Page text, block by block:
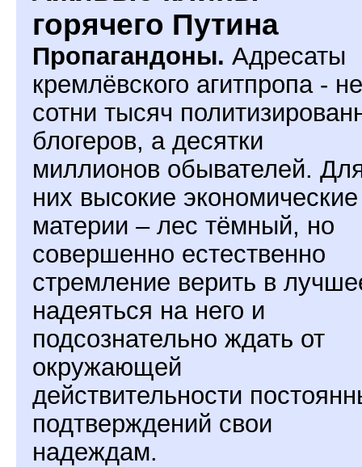
горячего Путина
Пропагандоны. Адресаты
кремлёвского агитпропа - не
сотни тысяч
блогеров, а десятки
миллионов обывателей.
них высокие экономические
материи – лес тёмный, но
совершенно естественно
стремление верить в
надеяться на него и
подсознательно ждать от
окружающей
действительности
подтверждений свои
надеждам.